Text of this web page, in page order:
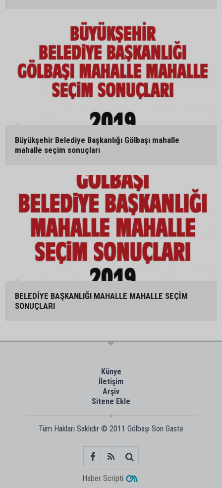
Büyükşehir Belediye Başkanlığı Gölbaşı mahalle
mahalle seçim sonuçları
BELEDİYE BAŞKANLIĞI MAHALLE MAHALLE SEÇİM
SONUÇLARI
Künye
İletişim
Arşiv
Sitene Ekle
Tüm Hakları Saklıdır © 2011 Gölbaşı Son Gaste
Haber Scripti